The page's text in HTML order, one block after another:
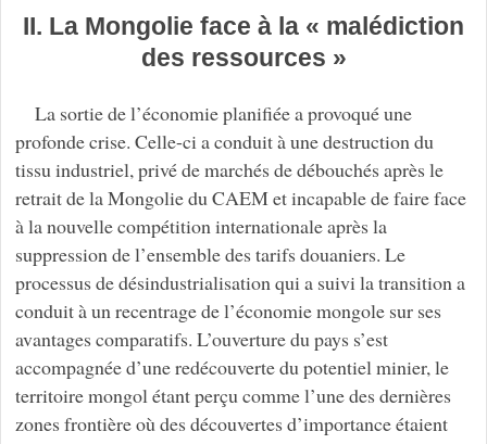
II. La Mongolie face à la « malédiction
des ressources »
La sortie de l’économie planifiée a provoqué une
profonde crise. Celle-ci a conduit à une destruction du
tissu industriel, privé de marchés de débouchés après le
retrait de la Mongolie du CAEM et incapable de faire face
à la nouvelle compétition internationale après la
suppression de l’ensemble des tarifs douaniers. Le
processus de désindustrialisation qui a suivi la transition a
conduit à un recentrage de l’économie mongole sur ses
avantages comparatifs. L’ouverture du pays s’est
accompagnée d’une redécouverte du potentiel minier, le
territoire mongol étant perçu comme l’une des dernières
zones frontière où des découvertes d’importance étaient